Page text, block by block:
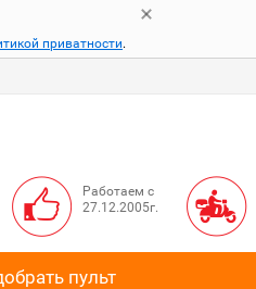
приватности.
Работаем с
27.12.2005г.
пульт